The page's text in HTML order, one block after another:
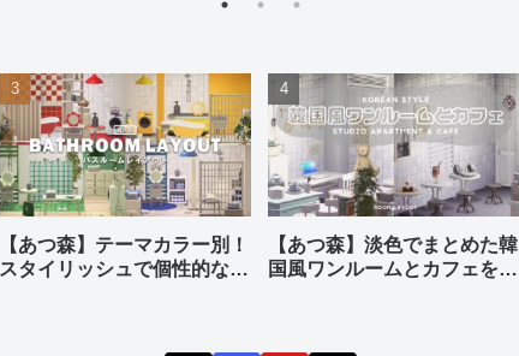
【あつ森】テーマカラー別！
スタイリッシュで個性的なバ
【あつ森】淡色でまとめた韓
国風ワンルームとカフェをつ